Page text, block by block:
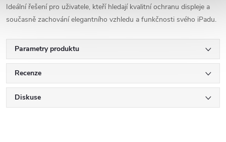
Ideální řešení pro uživatele, kteří hledají kvalitní ochranu displeje a
současně zachování elegantního vzhledu a funkčnosti svého iPadu.
Parametry produktu
Recenze
Diskuse